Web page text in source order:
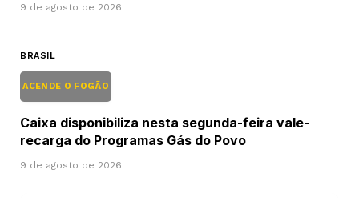
9 de agosto de 2026
BRASIL
ACENDE O FOGÃO
Caixa disponibiliza nesta segunda-feira vale-
recarga do Programas Gás do Povo
9 de agosto de 2026